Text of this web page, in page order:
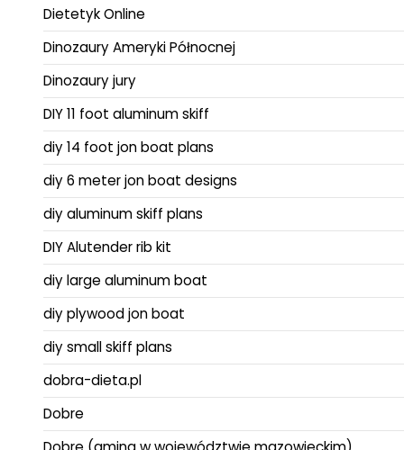
Dietetyk Online
Dinozaury Ameryki Północnej
Dinozaury jury
DIY 11 foot aluminum skiff
diy 14 foot jon boat plans
diy 6 meter jon boat designs
diy aluminum skiff plans
DIY Alutender rib kit
diy large aluminum boat
diy plywood jon boat
diy small skiff plans
dobra-dieta.pl
Dobre